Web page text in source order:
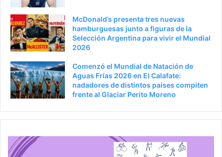
McDonald’s presenta tres nuevas
hamburguesas junto a figuras de la
Selección Argentina para vivir el Mundial
2026
Comenzó el Mundial de Natación de
Aguas Frías 2026 en El Calafate:
nadadores de distintos países compiten
frente al Glaciar Perito Moreno